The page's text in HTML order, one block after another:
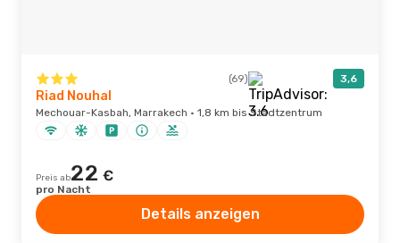
(69) 3,6
Riad Nouhal
Mechouar-Kasbah, Marrakech · 1,8 km bis Stadtzentrum
Preis ab22 €
pro Nacht
Details anzeigen